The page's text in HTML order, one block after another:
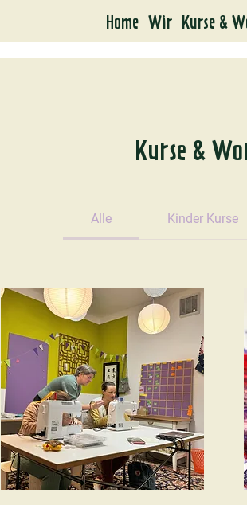
Home Wir Kurse &
Kurse &
Alle Kinder Kurse